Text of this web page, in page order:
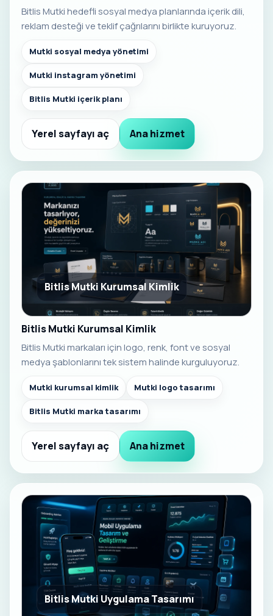
Bitlis Mutki hedefli sosyal medya planlarında içerik dili,
reklam desteği ve teklif çağrılarını birlikte kuruyoruz.
Mutki sosyal medya yönetimi
Mutki instagram yönetimi
Bitlis Mutki içerik planı
Yerel sayfayı aç Ana hizmet
Bitlis Mutki Kurumsal Kimlik
Bitlis Mutki Kurumsal Kimlik
Bitlis Mutki markaları için logo, renk, font ve sosyal
medya şablonlarını tek sistem halinde kurguluyoruz.
Mutki kurumsal kimlik Mutki logo tasarımı
Bitlis Mutki marka tasarımı
Yerel sayfayı aç Ana hizmet
Bitlis Mutki Uygulama Tasarımı